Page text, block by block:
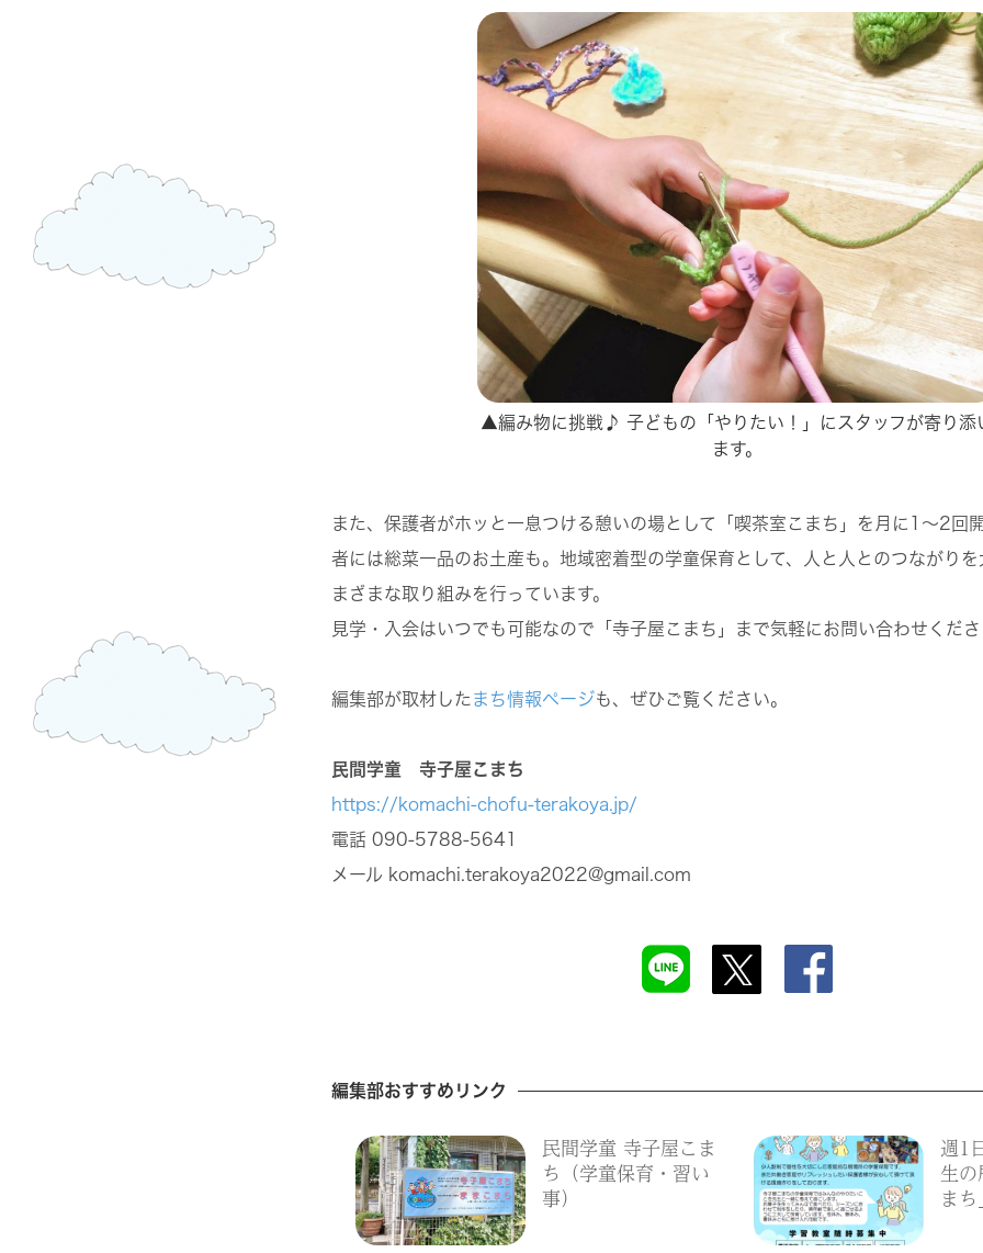
▲編み物に挑戦♪ 子どもの「やりたい！」にスタッフが寄り添
ます。
また、保護者がホッと一息つける憩いの場として「喫茶室こまち」を月に1～2回
者には総菜一品のお土産も。地域密着型の学童保育として、人と人とのつながり
まざまな取り組みを行っています。
見学・入会はいつでも可能なので「寺子屋こまち」まで気軽にお問い合わせくだ
編集部が取材したまち情報ページも、ぜひご覧ください。
民間学童 寺子屋こまち
https://komachi-chofu-terakoya.jp/
電話 090-5788-5641
メール komachi.terakoya2022@gmail.com
編集部おすすめリンク
民間学童 寺子屋こま
ち（学童保育・習い
事）
週1
生の
ま